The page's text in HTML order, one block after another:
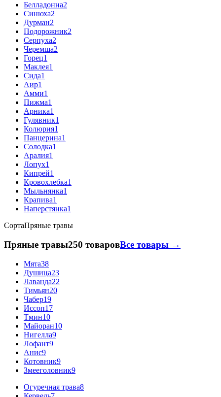
Белладонна2
Синюха2
Дурман2
Подорожник2
Серпуха2
Черемша2
Горец1
Маклея1
Сида1
Аир1
Амми1
Пижма1
Арника1
Гулявник1
Колюрия1
Панцерина1
Солодка1
Аралия1
Лопух1
Кипрей1
Кровохлебка1
Мыльнянка1
Крапива1
Наперстянка1
СортаПряные травы
Пряные травы250 товаровВсе товары →
Мята38
Душица23
Лаванда22
Тимьян20
Чабер19
Иссоп17
Тмин10
Майоран10
Нигелла9
Лофант9
Анис9
Котовник9
Змееголовник9
Огуречная трава8